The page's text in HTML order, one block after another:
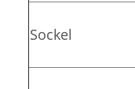
Sockel